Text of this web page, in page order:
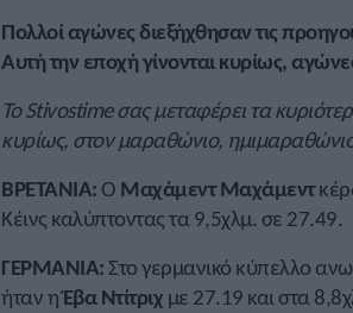
Πολλοί αγώνες διεξήχθησαν τις
Αυτή την εποχή γίνονται κυρίως,
Το Stivostime σας μεταφέρει τα
κυρίως, στον μαραθώνιο,
ΒΡΕΤΑΝΙΑ: Ο Μαχάμεντ Μαχάμεντ
Κέινς καλύπτοντας τα 9,5χλμ. σε 27.49.
ΓΕΡΜΑΝΙΑ:Στο γερμανικό κύπελλο
ήταν ηΈβα Ντίτριχ με 27.19 και στα